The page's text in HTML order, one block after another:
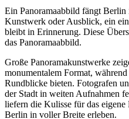
Ein Panoramaabbild fängt Berlin
Kunstwerk oder Ausblick, ein
bleibt in Erinnerung. Diese
das Panoramaabbild.
Große Panoramakunstwerke
monumentalem Format,
Rundblicke bieten. Fotografen
der Stadt in weiten Aufnahmen
liefern die Kulisse für das eigene
Berlin in voller Breite erleben.